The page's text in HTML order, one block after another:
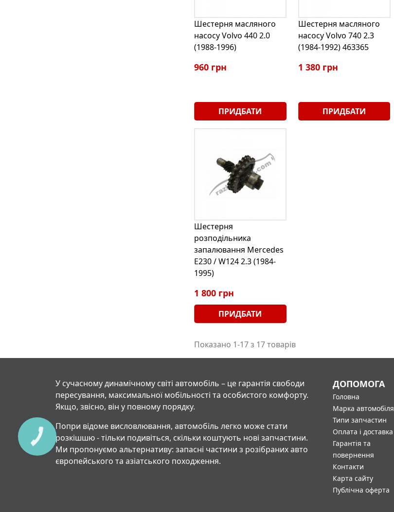
Шестерня масляного
насосу Volvo 440 2.0
(1988-1996)
960 грн
ПРИДБАТИ
Шестерня масляного
насосу Volvo 740 2.3
(1984-1992) 463365
1 380 грн
ПРИДБАТИ
Шестерня
розподільника
запалювання Mercedes
E230 / W124 2.3 (1984-
1995)
1 800 грн
ПРИДБАТИ
Показано 1-17 з 17 товарів
У сучасному динамічному світі автомобіль – це гарантія свободи
пересування, максимальної мобільності та особистого комфорту.
Якщо, звісно, він у повному порядку.
Попри відоме висловлювання, автомобіль легко може стати
розкішшю - тільки подивіться, скільки коштують нові запчастини.
Ми пропонуємо альтернативу: запасні частини з розібраних авто
європейського та азіатського походження.
ДОПОМОГА
Головна
Марка автомобіля
Типи запчастин
Оплата і доставка
Гарантія та
повернення
Контакти
Карта сайту
Публічна оферта